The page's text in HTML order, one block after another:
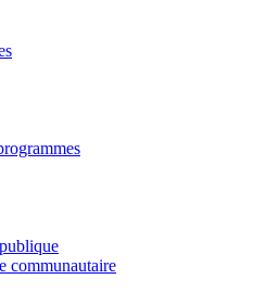
communautaire